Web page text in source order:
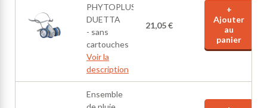
PHYTOPLUS
DUETTA
- sans
cartouches
Voir la
description
21,05 €
+
Ajouter
au
panier
Ensemble